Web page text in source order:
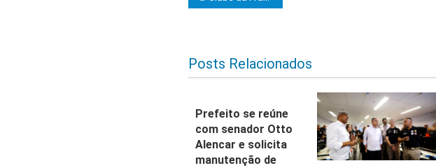
Posts Relacionados
Prefeito se reúne
com senador Otto
Alencar e solicita
manutenção de